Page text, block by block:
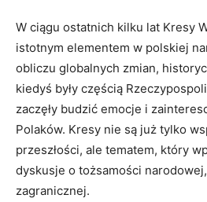
W ciągu ostatnich kilku lat Kresy
istotnym elementem w polskiej
obliczu globalnych zmian,
kiedyś były częścią
zaczęły budzić emocje i
Polaków. Kresy nie są już tylko
przeszłości, ale tematem, który
dyskusje o tożsamości
zagranicznej.